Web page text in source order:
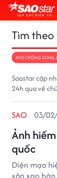
Tìm
#VỢ CHỒNG SONG
Saostar cập
24h qua về
Ảnh
quốc
SAO 03/
Diện mạo
xôn xao